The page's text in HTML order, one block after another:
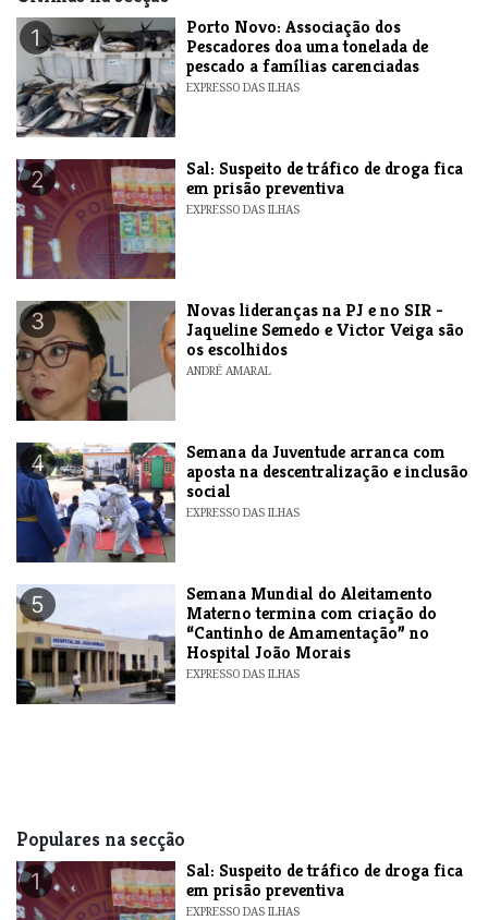
1
​Porto Novo: Associação dos
Pescadores doa uma tonelada de
pescado a famílias carenciadas
EXPRESSO DAS ILHAS
2
​Sal: Suspeito de tráfico de droga fica
em prisão preventiva
EXPRESSO DAS ILHAS
3
Novas lideranças na PJ e no SIR -
Jaqueline Semedo e Victor Veiga são
os escolhidos
ANDRÉ AMARAL
4
Semana da Juventude arranca com
aposta na descentralização e inclusão
social
EXPRESSO DAS ILHAS
5
Semana Mundial do Aleitamento
Materno termina com criação do
“Cantinho de Amamentação” no
Hospital João Morais
EXPRESSO DAS ILHAS
Populares na secção
1
​Sal: Suspeito de tráfico de droga fica
em prisão preventiva
EXPRESSO DAS ILHAS